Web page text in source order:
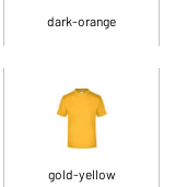
dark-orange
gold-yellow